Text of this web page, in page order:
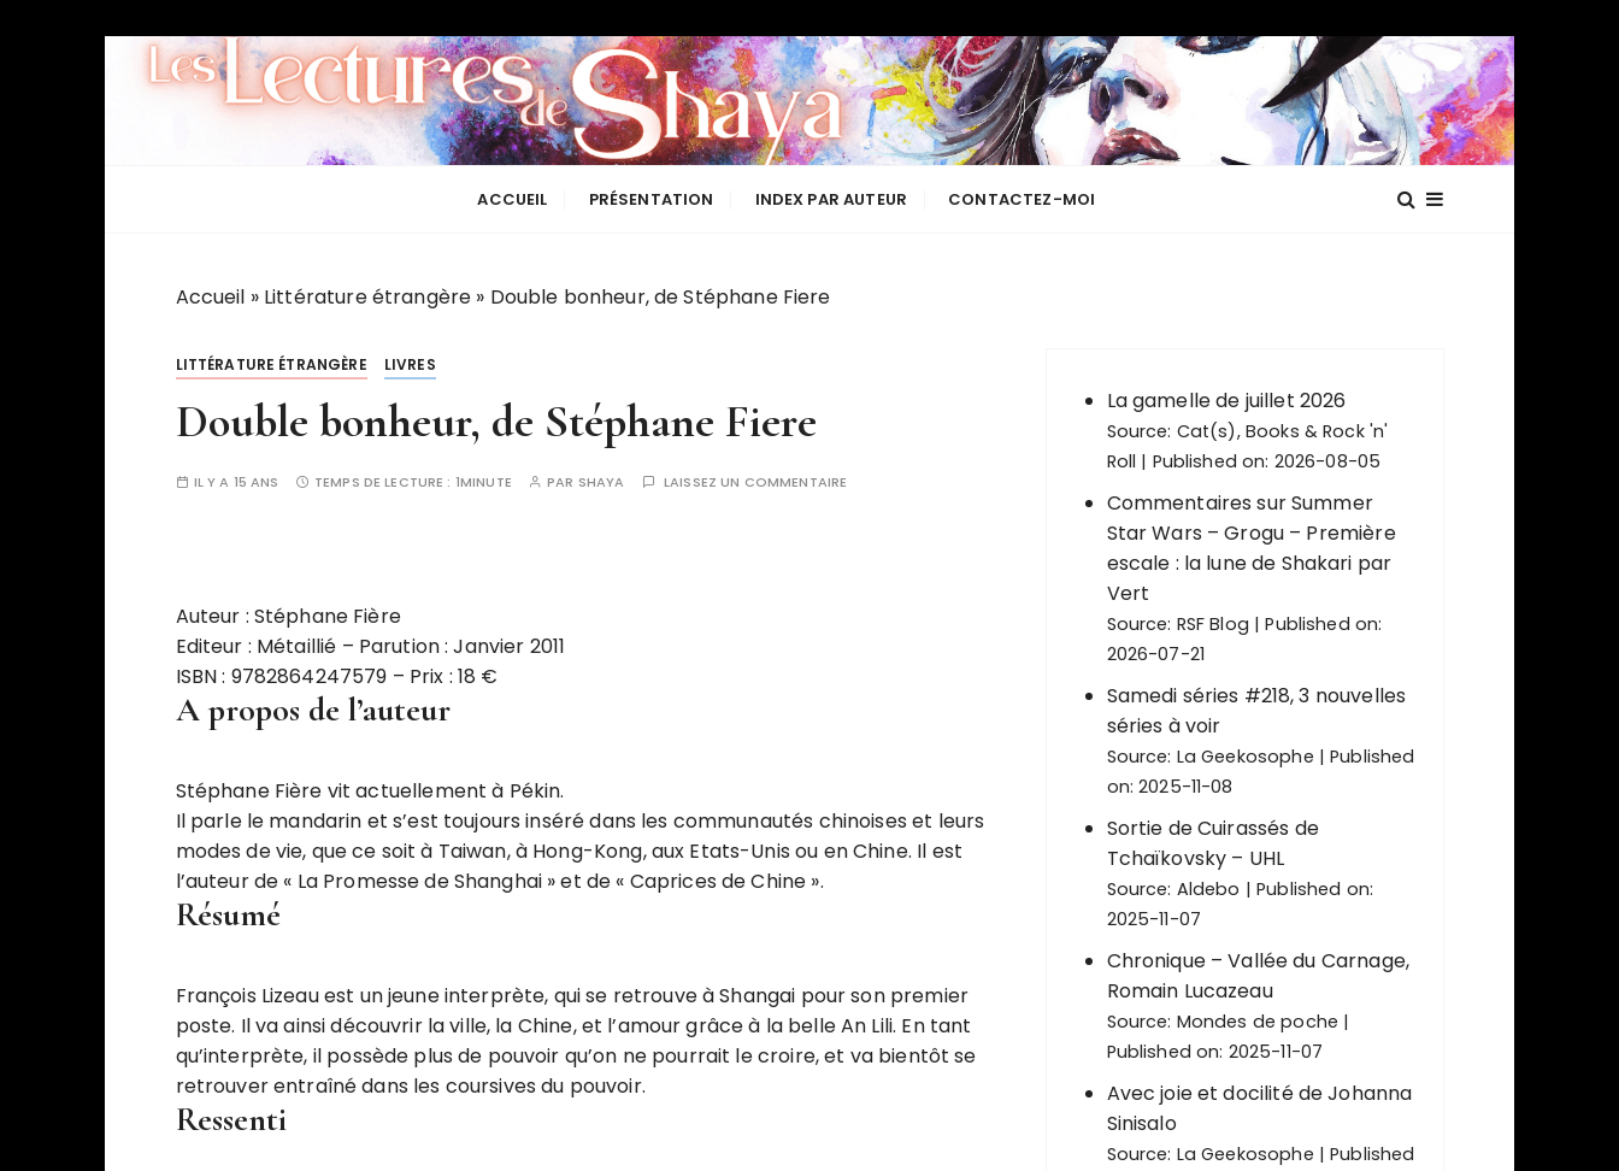
Les lectures de Shaya
ACCUEIL PRÉSENTATION INDEX PAR AUTEUR CONTACTEZ-MOI
Accueil » Littérature étrangère » Double bonheur, de Stéphane Fiere
LITTÉRATURE ÉTRANGÈRE LIVRES
Double bonheur, de Stéphane Fiere
IL Y A 15 ANS TEMPS DE LECTURE : 1MINUTE PAR SHAYA LAISSEZ UN COMMENTAIRE
Auteur : Stéphane Fière
Editeur : Métaillié – Parution : Janvier 2011
ISBN : 9782864247579 – Prix : 18 €
A propos de l’auteur
Stéphane Fière vit actuellement à Pékin.
Il parle le mandarin et s’est toujours inséré dans les communautés chinoises et leurs
modes de vie, que ce soit à Taiwan, à Hong-Kong, aux Etats-Unis ou en Chine. Il est
l’auteur de « La Promesse de Shanghai » et de « Caprices de Chine ».
Résumé
François Lizeau est un jeune interprète, qui se retrouve à Shangai pour son premier
poste. Il va ainsi découvrir la ville, la Chine, et l’amour grâce à la belle An Lili. En tant
qu’interprète, il possède plus de pouvoir qu’on ne pourrait le croire, et va bientôt se
retrouver entraîné dans les coursives du pouvoir.
Ressenti
La gamelle de juillet 2026
Source: Cat(s), Books & Rock 'n'
Roll
Published on: 2026-08-05
Commentaires sur Summer
Star Wars – Grogu – Première
escale : la lune de Shakari par
Vert
Source: RSF Blog
Published on:
2026-07-21
Samedi séries #218, 3 nouvelles
séries à voir
Source: La Geekosophe
Published
on: 2025-11-08
Sortie de Cuirassés de
Tchaïkovsky – UHL
Source: Aldebo
Published on:
2025-11-07
Chronique – Vallée du Carnage,
Romain Lucazeau
Source: Mondes de poche
Published on: 2025-11-07
Avec joie et docilité de Johanna
Sinisalo
Source: La Geekosophe
Published